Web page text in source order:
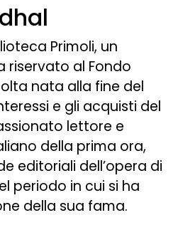
Primoli, un
riservato al Fondo
nata alla fine del
e gli acquisti del
lettore e
della prima ora,
editoriali dell’opera di
periodo in cui si ha
della sua fama.